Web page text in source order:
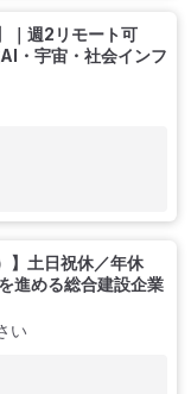
｜週2リモート可
・宇宙・社会インフ
】土日祝休／年休
進める総合建設企業
い